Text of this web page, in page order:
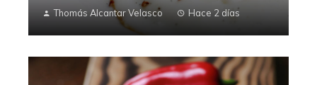
Thomás Alcantar Velasco Hace 2 días